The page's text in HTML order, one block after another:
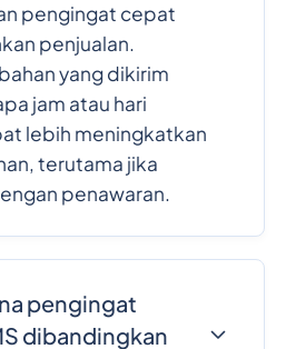
pengingat cepat
penjualan.
yang dikirim
jam atau hari
lebih meningkatkan
terutama jika
penawaran.
pengingat
dibandingkan